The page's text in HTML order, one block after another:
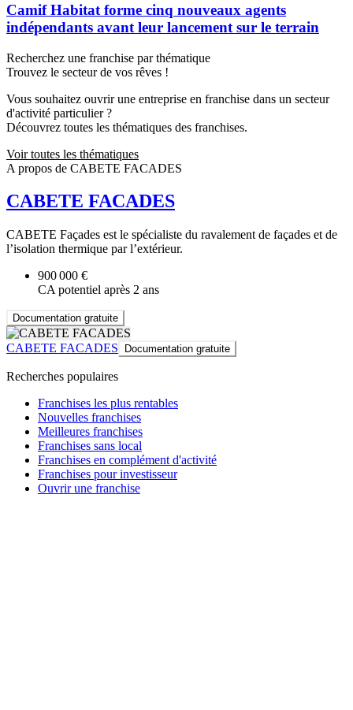
Camif Habitat forme cinq nouveaux agents
indépendants avant leur lancement sur le terrain
Recherchez une franchise par thématique
Trouvez le secteur de vos rêves !
Vous souhaitez ouvrir une entreprise en franchise dans un secteur
d'activité particulier ?
Découvrez toutes les thématiques des franchises.
Voir toutes les thématiques
A propos de CABETE FACADES
CABETE FACADES
CABETE Façades est le spécialiste du ravalement de façades et de
l’isolation thermique par l’extérieur.
900 000 €
CA potentiel après 2 ans
Documentation gratuite
CABETE FACADES Documentation gratuite
Recherches populaires
Franchises les plus rentables
Nouvelles franchises
Meilleures franchises
Franchises sans local
Franchises en complément d'activité
Franchises pour investisseur
Ouvrir une franchise